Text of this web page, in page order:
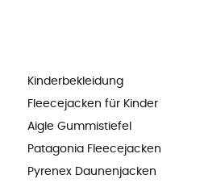
Kinderbekleidung
Fleecejacken für Kinder
Aigle Gummistiefel
Patagonia Fleecejacken
Pyrenex Daunenjacken